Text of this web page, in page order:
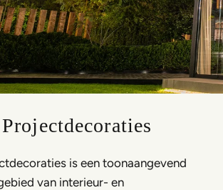
is een toonaangevend
van interieur- en